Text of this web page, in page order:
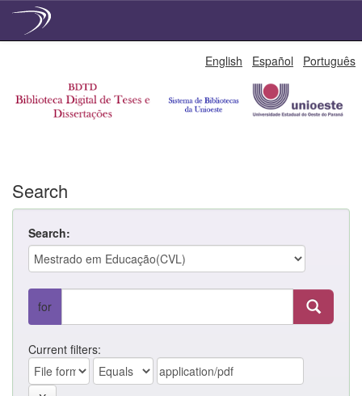
English Español Português
Search
Search:
for
Current filters: